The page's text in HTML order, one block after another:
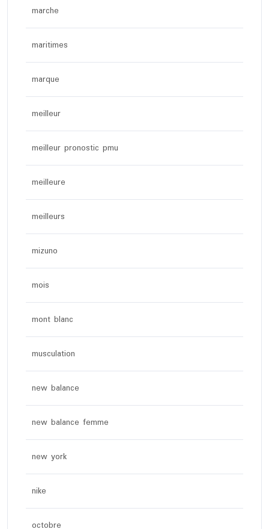
marche
maritimes
marque
meilleur
meilleur pronostic pmu
meilleure
meilleurs
mizuno
mois
mont blanc
musculation
new balance
new balance femme
new york
nike
octobre